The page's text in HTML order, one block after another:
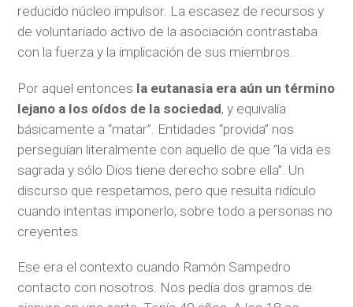
reducido núcleo impulsor. La escasez de recursos y
de voluntariado activo de la asociación contrastaba
con la fuerza y la implicación de sus miembros.
Por aquel entonces la eutanasia era aún un término
lejano a los oídos de la sociedad, y equivalía
básicamente a “matar”. Entidades “provida” nos
perseguían literalmente con aquello de que “la vida es
sagrada y sólo Dios tiene derecho sobre ella”. Un
discurso que respetamos, pero que resulta ridículo
cuando intentas imponerlo, sobre todo a personas no
creyentes.
Ese era el contexto cuando Ramón Sampedro
contacto con nosotros. Nos pedía dos gramos de